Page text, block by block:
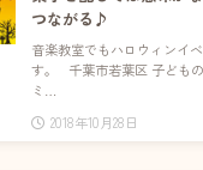
つながる♪
音楽教室でもハロウィンイ
す。 千葉市若葉区 子ども
ミ…
2018年10月28日